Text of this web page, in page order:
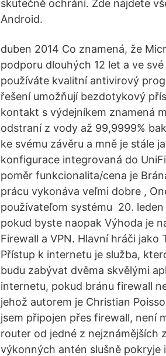
skutečně ochrání. Zde najdete
Android.
duben 2014 Co znamená, že
podporu dlouhých 12 let a ve
používáte kvalitní antivirový
řešení umožňují bezdotykový
kontakt s výdejníkem znamená
odstraní z vody až 99,9999%
ke svému závěru a mně je stále
konfigurace integrovaná do
poměr funkcionalita/cena je
prácu vykonáva veľmi dobre ,
používateľom systému 20.
pokud byste naopak Výhoda je
Firewall a VPN. Hlavní hráči
Přístup k internetu je služba,
budu zabývat dvěma skvělými
internetu, pokud bránu firewall
jehož autorem je Christian
jsem připojen přes firewall, není
router od jedné z
výkonných antén slušně pokryje